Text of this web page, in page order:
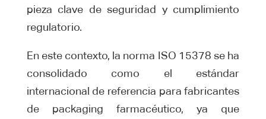
pieza clave de seguridad y cumplimiento
regulatorio.
En este contexto, la norma ISO 15378 se ha
consolidado como el estándar
internacional de referencia para fabricantes
de packaging farmacéutico, ya que